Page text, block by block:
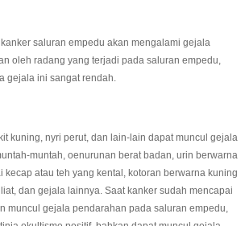
saluran empedu akan mengalami gejala
oleh radang yang terjadi pada saluran empedu,
gejala ini sangat rendah.
nyri perut, dan lain-lain dapat muncul gejala
muntah, oenurunan berat badan, urin berwarna
kecap atau teh yang kental, kotoran berwarna kuning
dan gejala lainnya. Saat kanker sudah mencapai
muncul gejala pendarahan pada saluran empedu,